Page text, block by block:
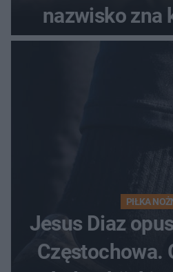
nazwisko zna
PIŁKA
Jesus Diaz
Częstochowa.